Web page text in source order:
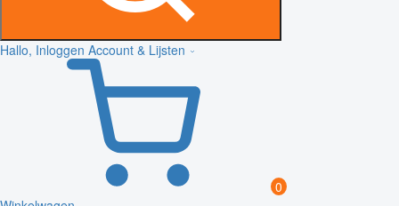
Hallo, Inloggen Account & Lijsten
0